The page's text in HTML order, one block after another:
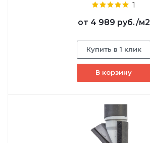
1
от 4 989 руб./м2
Купить в 1 клик
В корзину